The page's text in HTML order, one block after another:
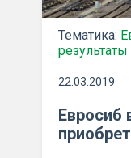
Тематика:
результаты
22.03.2019
Евросиб